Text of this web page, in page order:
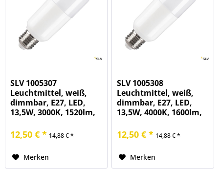
SLV 1005307
Leuchtmittel, weiß,
dimmbar, E27, LED,
13,5W, 3000K, 1520lm,
12,50 € * 14,88 € *
Merken
SLV 1005308
Leuchtmittel, weiß,
dimmbar, E27, LED,
13,5W, 4000K, 1600lm,
12,50 € * 14,88 € *
Merken